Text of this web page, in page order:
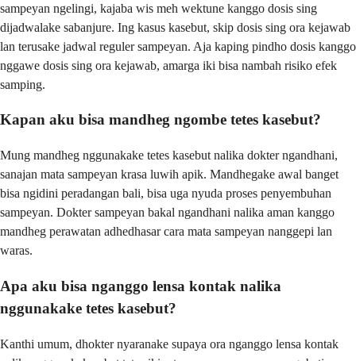
sampeyan ngelingi, kajaba wis meh wektune kanggo dosis sing
dijadwalake sabanjure. Ing kasus kasebut, skip dosis sing ora kejawab
lan terusake jadwal reguler sampeyan. Aja kaping pindho dosis kanggo
nggawe dosis sing ora kejawab, amarga iki bisa nambah risiko efek
samping.
Kapan aku bisa mandheg ngombe tetes kasebut?
Mung mandheg nggunakake tetes kasebut nalika dokter ngandhani,
sanajan mata sampeyan krasa luwih apik. Mandhegake awal banget
bisa ngidini peradangan bali, bisa uga nyuda proses penyembuhan
sampeyan. Dokter sampeyan bakal ngandhani nalika aman kanggo
mandheg perawatan adhedhasar cara mata sampeyan nanggepi lan
waras.
Apa aku bisa nganggo lensa kontak nalika
nggunakake tetes kasebut?
Kanthi umum, dhokter nyaranake supaya ora nganggo lensa kontak